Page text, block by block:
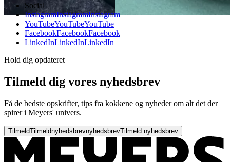
Social
InstagramInstagramInstagram
YouTubeYouTubeYouTube
FacebookFacebookFacebook
LinkedInLinkedInLinkedIn
Hold dig opdateret
Tilmeld dig vores nyhedsbrev
Få de bedste opskrifter, tips fra kokkene og nyheder om alt det der
spirer i Meyers' univers.
TilmeldTilmeldnyhedsbrevnyhedsbrevTilmeld nyhedsbrev